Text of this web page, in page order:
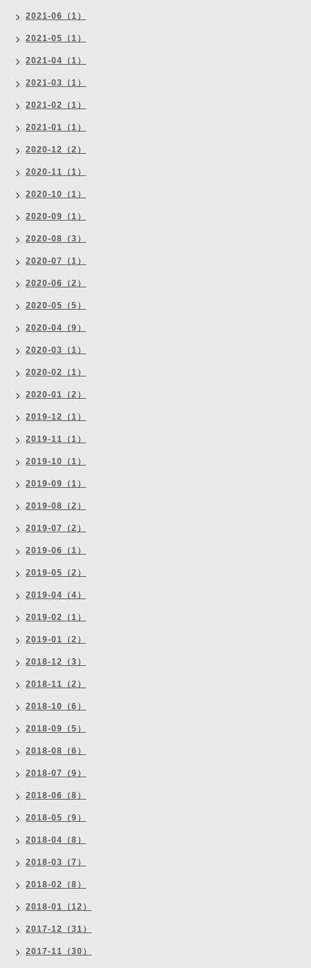
2021-06（1）
2021-05（1）
2021-04（1）
2021-03（1）
2021-02（1）
2021-01（1）
2020-12（2）
2020-11（1）
2020-10（1）
2020-09（1）
2020-08（3）
2020-07（1）
2020-06（2）
2020-05（5）
2020-04（9）
2020-03（1）
2020-02（1）
2020-01（2）
2019-12（1）
2019-11（1）
2019-10（1）
2019-09（1）
2019-08（2）
2019-07（2）
2019-06（1）
2019-05（2）
2019-04（4）
2019-02（1）
2019-01（2）
2018-12（3）
2018-11（2）
2018-10（6）
2018-09（5）
2018-08（6）
2018-07（9）
2018-06（8）
2018-05（9）
2018-04（8）
2018-03（7）
2018-02（8）
2018-01（12）
2017-12（31）
2017-11（30）